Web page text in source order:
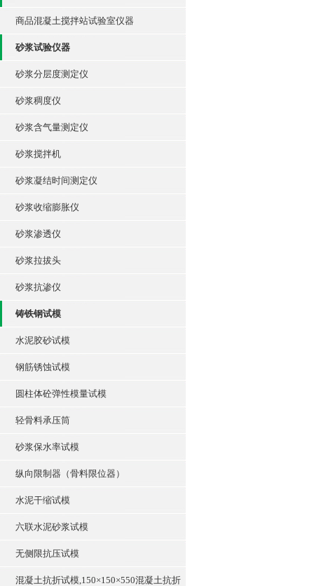
商品混凝土搅拌站试验室仪器
砂浆试验仪器
砂浆分层度测定仪
砂浆稠度仪
砂浆含气量测定仪
砂浆搅拌机
砂浆凝结时间测定仪
砂浆收缩膨胀仪
砂浆渗透仪
砂浆拉拔头
砂浆抗渗仪
铸铁钢试模
水泥胶砂试模
钢筋锈蚀试模
圆柱体砼弹性模量试模
轻骨料承压筒
砂浆保水率试模
纵向限制器（骨料限位器）
水泥干缩试模
六联水泥砂浆试模
无侧限抗压试模
混凝土抗折试模,150×150×550混凝土抗折